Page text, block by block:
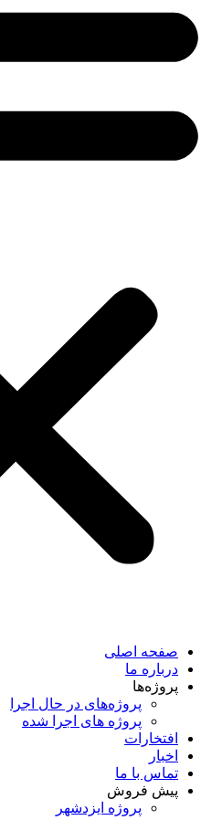
صفحه اصلی
درباره ما
پروژه‌ها
پروژه‌های در حال اجرا
پروژه های اجرا شده
افتخارات
اخبار
تماس با ما
پیش فروش
پروژه ایزدشهر